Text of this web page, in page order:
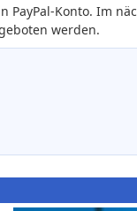
Konto. Im
werden.